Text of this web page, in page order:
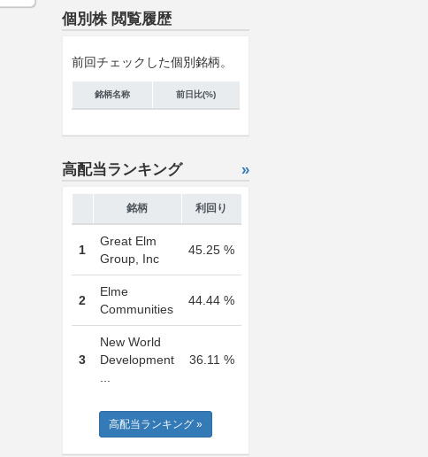
個別株 閲覧履歴
前回チェックした個別銘柄。
銘柄名称 前日比(%)
高配当ランキング »
銘柄 利回り
1
Great Elm
Group, Inc
45.25 %
2
Elme
Communities
44.44 %
3
New World
Development
36.11 %
高配当ランキング »